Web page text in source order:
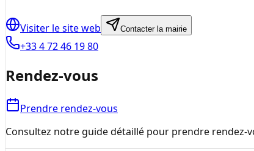
Visiter le site web Contacter la mairie
+33 4 72 46 19 80
Rendez-vous
Prendre rendez-vous
Consultez notre guide détaillé pour prendre rendez-